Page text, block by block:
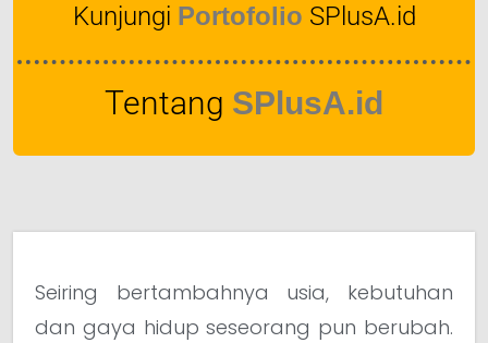
Kunjungi Portofolio SPlusA.id
Tentang SPlusA.id
Seiring bertambahnya usia, kebutuhan
dan gaya hidup seseorang pun berubah.